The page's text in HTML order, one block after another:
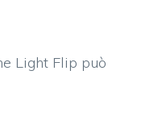
Light Flip può